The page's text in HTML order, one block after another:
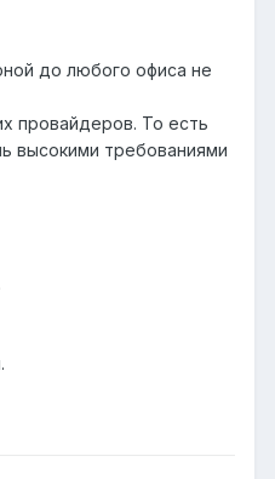
до любого офиса не
провайдеров. То есть
высокими требованиями